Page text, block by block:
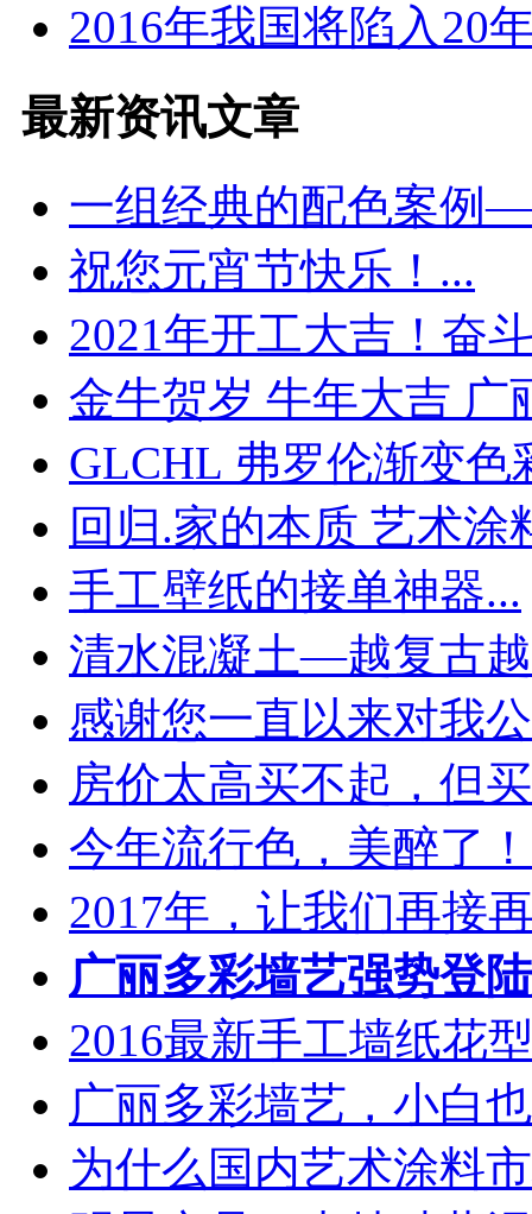
2016年我国将陷入20
最新资讯文章
一组经典的配色案例
祝您元宵节快乐！...
2021年开工大吉！奋
金牛贺岁 牛年大吉 广
GLCHL 弗罗伦渐变色
回归.家的本质 艺术涂
手工壁纸的接单神器...
清水混凝土—越复古
感谢您一直以来对我
房价太高买不起，但
今年流行色，美醉了
2017年，让我们再接
广丽多彩墙艺强势登
2016最新手工墙纸花
广丽多彩墙艺，小白
为什么国内艺术涂料